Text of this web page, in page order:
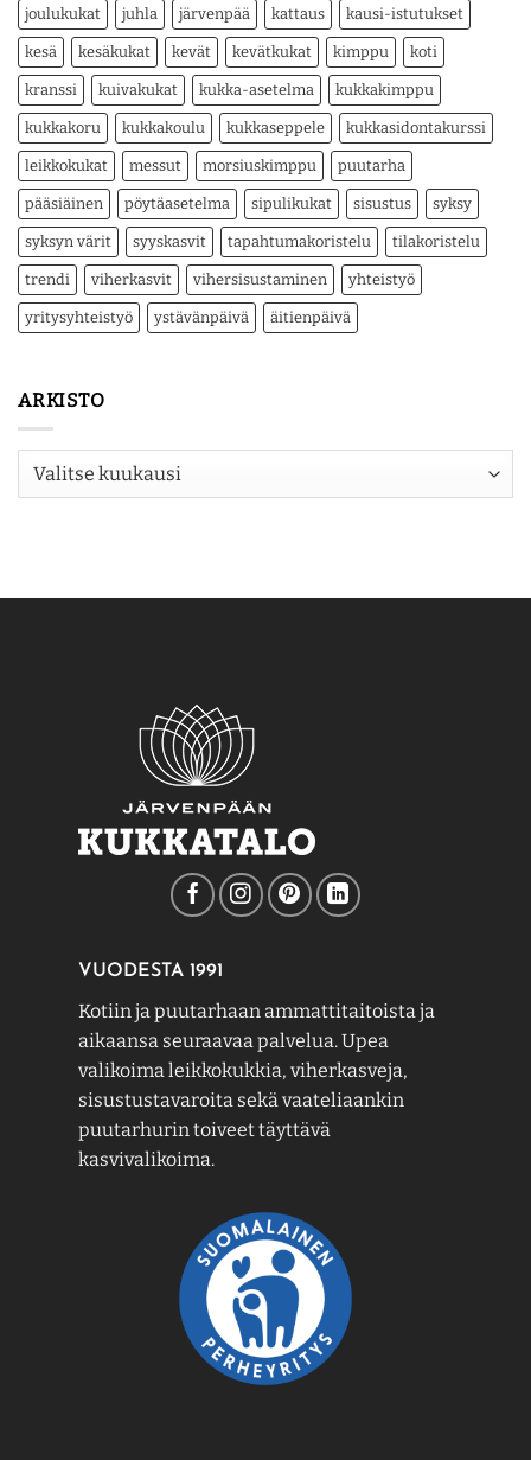
joulukukat juhla järvenpää kattaus kausi-istutukset
kesä kesäkukat kevät kevätkukat kimppu koti
kranssi kuivakukat kukka-asetelma kukkakimppu
kukkakoru kukkakoulu kukkaseppele kukkasidontakurssi
leikkokukat messut morsiuskimppu puutarha
pääsiäinen pöytäasetelma sipulikukat sisustus syksy
syksyn värit syyskasvit tapahtumakoristelu tilakoristelu
trendi viherkasvit vihersisustaminen yhteistyö
yritysyhteistyö ystävänpäivä äitienpäivä
ARKISTO
Arkisto
VUODESTA 1991
Kotiin ja puutarhaan ammattitaitoista ja
aikaansa seuraavaa palvelua. Upea
valikoima leikkokukkia, viherkasveja,
sisustustavaroita sekä vaateliaankin
puutarhurin toiveet täyttävä
kasvivalikoima.